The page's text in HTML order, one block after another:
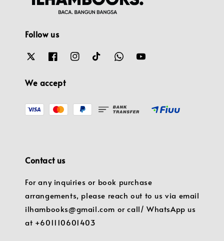
Follow us
We accept
Contact us
For any inquiries or book purchase
arrangements, please reach out to us via email
ilhambooks@gmail.com or call/ WhatsApp us
at +601110601403